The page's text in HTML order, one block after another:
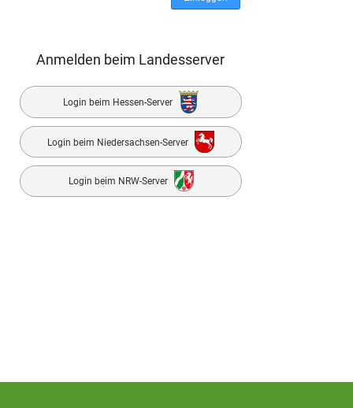
Anmelden beim Landesserver
Login beim Hessen-Server
Login beim Niedersachsen-Server
Login beim NRW-Server